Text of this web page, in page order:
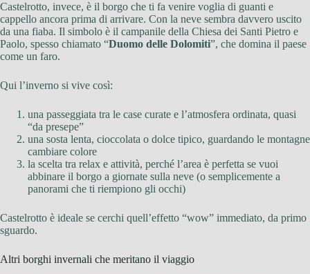
Castelrotto, invece, è il borgo che ti fa venire voglia di guanti e
cappello ancora prima di arrivare. Con la neve sembra davvero uscito
da una fiaba. Il simbolo è il campanile della Chiesa dei Santi Pietro e
Paolo, spesso chiamato “Duomo delle Dolomiti”, che domina il paese
come un faro.
Qui l’inverno si vive così:
una passeggiata tra le case curate e l’atmosfera ordinata, quasi
“da presepe”
una sosta lenta, cioccolata o dolce tipico, guardando le montagne
cambiare colore
la scelta tra relax e attività, perché l’area è perfetta se vuoi
abbinare il borgo a giornate sulla neve (o semplicemente a
panorami che ti riempiono gli occhi)
Castelrotto è ideale se cerchi quell’effetto “wow” immediato, da primo
sguardo.
Altri borghi invernali che meritano il viaggio